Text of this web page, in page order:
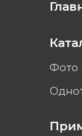
Фото